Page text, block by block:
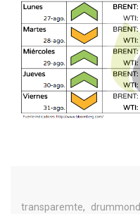
transparemte, drummond